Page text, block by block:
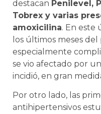
destacan Penilevel,
Tobrex y varias
amoxicilina. En este
los últimos meses
especialmente
se vio afectado por
incidió, en gran
Por otro lado, las
antihipertensivos